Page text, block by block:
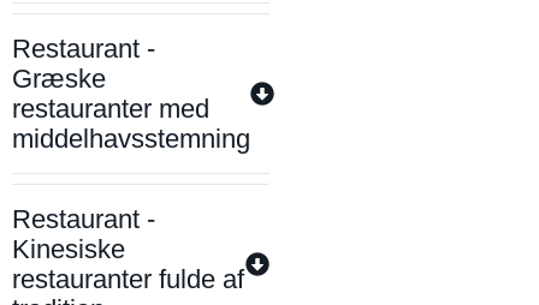
Restaurant -
Græske
restauranter med
middelhavsstemning
Restaurant -
Kinesiske
restauranter fulde af